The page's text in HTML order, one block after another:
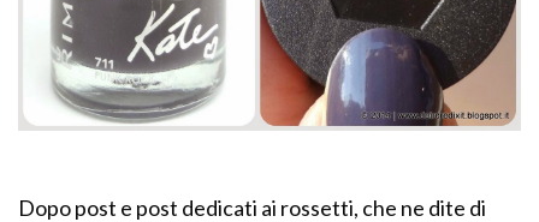
Dopo post e post dedicati ai rossetti, che ne dite di